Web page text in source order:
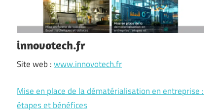
innovotech.fr
Site web :www.innovotech.fr
Mise en place de la dématérialisation en entreprise :
étapes et bénéfices